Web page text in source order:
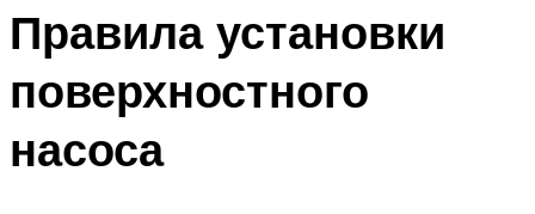
Правила установки
поверхностного
насоса